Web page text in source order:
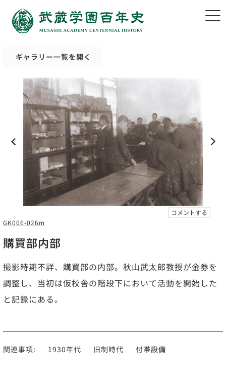
ギャラリー一覧を開く
コメントする
GK006-026m
購買部内部
撮影時期不詳、購買部の内部。秋山武太郎教授が金券を
調整し、当初は仮校舎の階段下において活動を開始した
と記録にある。
関連事項: 1930年代 旧制時代 付帯設備